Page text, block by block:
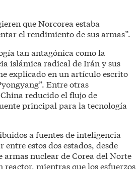
que Norcorea estaba
el rendimiento de sus armas”.
tan antagónica como la
islámica radical de Irán y sus
explicado en un artículo escrito
Entre otras
reducido el flujo de
principal para la tecnología
a fuentes de inteligencia
estos dos estados, desde
armas nuclear de Corea del Norte
mientras que los esfuerzos